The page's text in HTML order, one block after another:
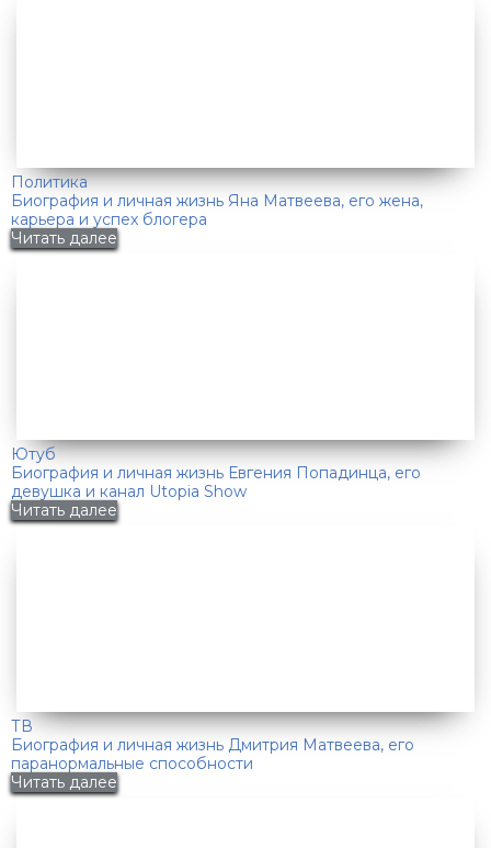
Политика
Биография и личная жизнь Яна Матвеева, его жена,
карьера и успех блогера
Читать далее
Ютуб
Биография и личная жизнь Евгения Попадинца, его
девушка и канал Utopia Show
Читать далее
ТВ
Биография и личная жизнь Дмитрия Матвеева, его
паранормальные способности
Читать далее